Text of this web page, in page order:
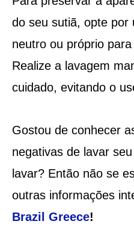
do seu sutiã, opte por
neutro ou próprio
Realize a lavagem
cuidado, evitando o
Gostou de conhecer
negativas de lavar
lavar? Então não se
outras informações
Brazil Greece!